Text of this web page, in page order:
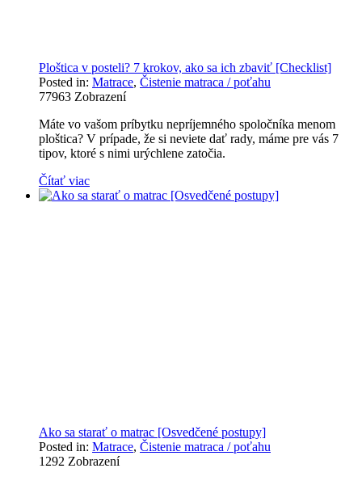
Ploštica v posteli? 7 krokov, ako sa ich zbaviť [Checklist]
Posted in: Matrace, Čistenie matraca / poťahu
77963 Zobrazení
Máte vo vašom príbytku nepríjemného spoločníka menom
ploštica? V prípade, že si neviete dať rady, máme pre vás 7
tipov, ktoré s nimi urýchlene zatočia.
Čítať viac
Ako sa starať o matrac [Osvedčené postupy]
Posted in: Matrace, Čistenie matraca / poťahu
1292 Zobrazení